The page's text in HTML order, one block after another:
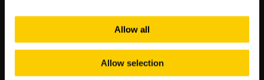
Allow all
Allow selection
Polonia Warszawa – Ruch Chorzów: typy, kursy,
zapowiedź (07.08.2026)
Polonia Bytom – Pogoń Siedlce: typy, kursy, zapowiedź
(07.08.2026)